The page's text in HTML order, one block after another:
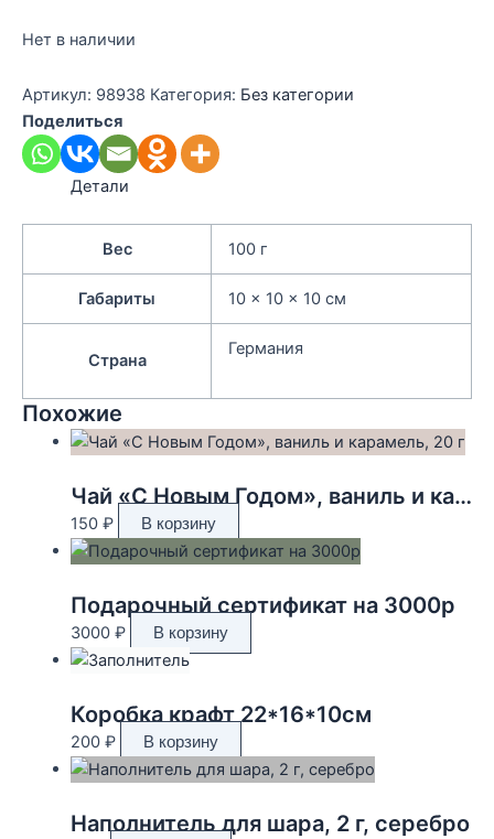
Нет в наличии
Артикул: 98938 Категория: Без категории
Поделиться
Детали
Вес 100 г
Габариты 10 × 10 × 10 см
Страна
Германия
Похожие
Чай «С Новым Годом», ваниль и карамель, 20 г
150 ₽ В корзину
Подарочный сертификат на 3000р
3000 ₽ В корзину
Коробка крафт 22*16*10см
200 ₽ В корзину
Наполнитель для шара, 2 г, серебро